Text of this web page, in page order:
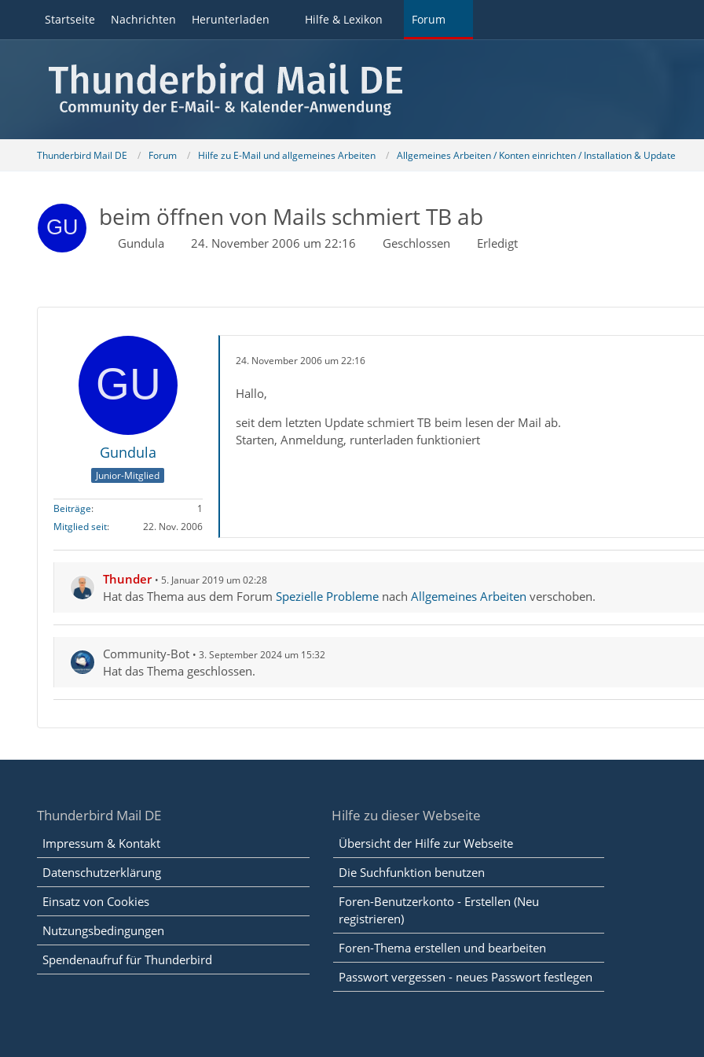
Startseite Nachrichten Herunterladen Hilfe & Lexikon Forum
Thunderbird Mail DE Forum Hilfe zu E-Mail und allgemeines Arbeiten Allgemeines Arbeiten / Konten einrichten / Installation & Update
beim öffnen von Mails schmiert TB ab
Gundula 24. November 2006 um 22:16 Geschlossen Erledigt
Gundula
Junior-Mitglied
Beiträge
1
Mitglied seit
22. Nov. 2006
24. November 2006 um 22:16
Hallo,
seit dem letzten Update schmiert TB beim lesen der Mail ab.
Starten, Anmeldung, runterladen funktioniert
Thunder 5. Januar 2019 um 02:28
Hat das Thema aus dem Forum Spezielle Problemenach Allgemeines Arbeiten verschoben.
Community-Bot 3. September 2024 um 15:32
Hat das Thema geschlossen.
Thunderbird Mail DE
Impressum & Kontakt
Datenschutzerklärung
Einsatz von Cookies
Nutzungsbedingungen
Spendenaufruf für Thunderbird
Hilfe zu dieser Webseite
Übersicht der Hilfe zur Webseite
Die Suchfunktion benutzen
Foren-Benutzerkonto - Erstellen (Neu
registrieren)
Foren-Thema erstellen und bearbeiten
Passwort vergessen - neues Passwort festlegen